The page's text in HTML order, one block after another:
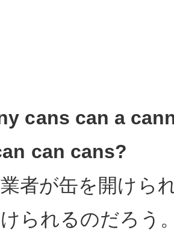
cans can a
can cans?
者が缶を開けら
られるのだろう